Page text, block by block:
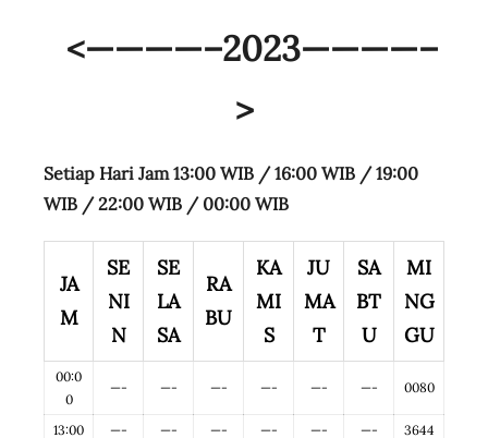
<————–2023————–
>
Setiap Hari Jam 13:00 WIB / 16:00 WIB / 19:00
WIB /22:00 WIB / 00:00 WIB
JA
M
SE
NI
N
SE
LA
SA
RA
BU
KA
MI
S
JU
MA
T
SA
BT
U
MI
NG
GU
00:0
0
—- —- —- —- —- —- 0080
13:00 —- —- —- —- —- —- 3644